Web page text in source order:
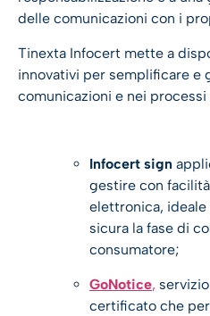
delle comunicazioni con i
Tinexta Infocert mette a
innovativi per semplificare e
comunicazioni e nei
Infocert sign
gestire con
elettronica,
sicura la fase di
consumatore;
GoNotice,
certificato che